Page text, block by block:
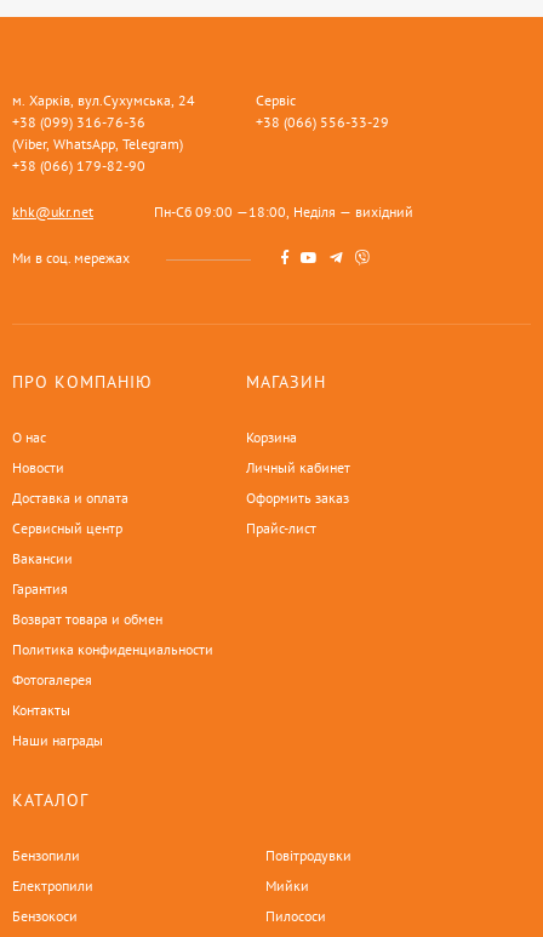
м. Харків, вул.Сухумська, 24
+38 (099) 316-76-36
(Viber, WhatsApp, Telegram)
+38 (066) 179-82-90
Сервіс
+38 (066) 556-33-29
khk@ukr.net Пн-Сб 09:00 —18:00, Неділя — вихідний
Ми в соц. мережах
ПРО КОМПАНІЮ
О нас
Новости
Доставка и оплата
Сервисный центр
Вакансии
Гарантия
Возврат товара и обмен
Политика конфиденциальности
Фотогалерея
Контакты
Наши награды
МАГАЗИН
Корзина
Личный кабинет
Оформить заказ
Прайс-лист
КАТАЛОГ
Бензопили
Електропили
Бензокоси
Повітродувки
Мийки
Пилососи